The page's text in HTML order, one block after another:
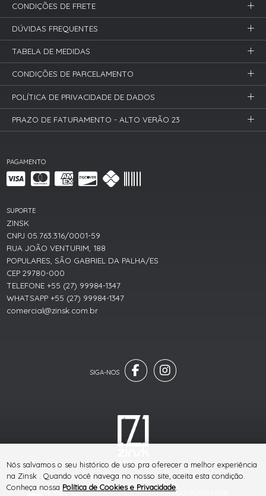
PAGAMENTO
SITE 100% SEGURO PLATAFORMA B2B
SUPORTE
ZINSK
CNPJ 05.763.316/0001-59
RUA JOÃO VENTURIM, 188
POPULARES, SÃO GABRIEL DA PALHA/ES
CEP 29780-000
TELEFONE +55 (27) 99984-1347
WHATSAPP +55 (27) 99984-1347
comercial@zinsk.com.br
CONDIÇÕES DE FRETE
DÚVIDAS FREQUENTES
TABELA DE MEDIDAS
CONDIÇÕES DE PARCELAMENTO
POLÍTICA DE PRIVACIDADE DE DADOS
PRAZO DE FATURAMENTO - ALTO VERÃO 23
® TODOS DIREITOS RESERVADOS
Nós salvamos o seu histórico de uso pra oferecer a melhor experiência
na Zinsk . Quando você navega no nosso site, aceita esta condição.
Conheça nossa Política de Cookies e Privacidade